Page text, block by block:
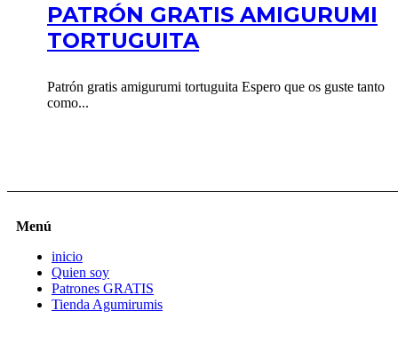
PATRÓN GRATIS AMIGURUMI
TORTUGUITA
Patrón gratis amigurumi tortuguita Espero que os guste tanto
como...
Menú
inicio
Quien soy
Patrones GRATIS
Tienda Agumirumis